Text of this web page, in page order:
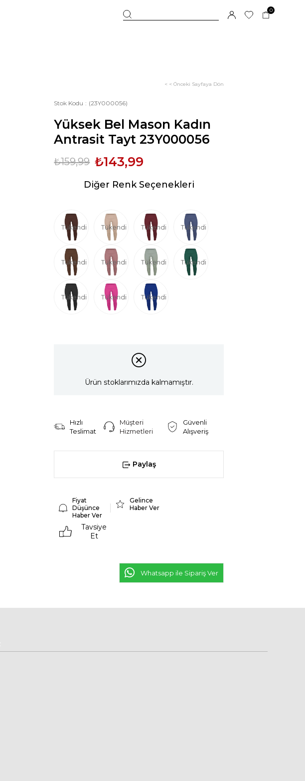
0
< < Önceki Sayfaya Dön
Stok Kodu (23Y000056)
Yüksek Bel Mason Kadın
Antrasit Tayt 23Y000056
₺159,99 ₺143,99
Diğer Renk Seçenekleri
Tükendi Tükendi Tükendi Tükendi
Tükendi Tükendi Tükendi Tükendi
Tükendi Tükendi Tükendi
Ürün stoklarımızda kalmamıştır.
Hızlı
Teslimat
Müşteri
Hizmetleri
Güvenli
Alışveriş
Paylaş
Fiyat
Düşünce
Haber Ver
Gelince
Haber Ver
Tavsiye
Et
Whatsapp ile Sipariş Ver